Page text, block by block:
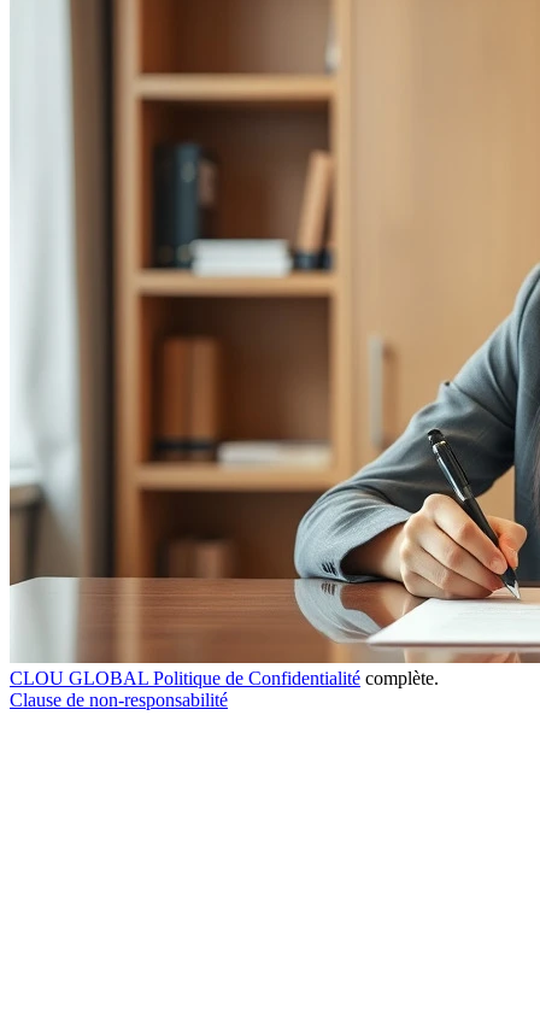
CLOU GLOBAL Politique de Confidentialité complète.
Clause de non-responsabilité